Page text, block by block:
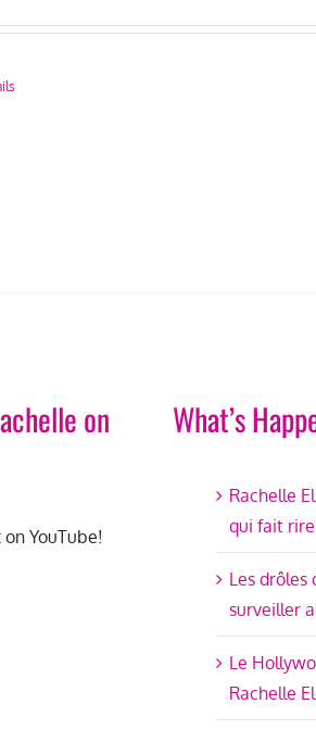
on
YouTube!
What’s
Rachelle
qui fait
Les drôles
surveiller
Le
Rachelle